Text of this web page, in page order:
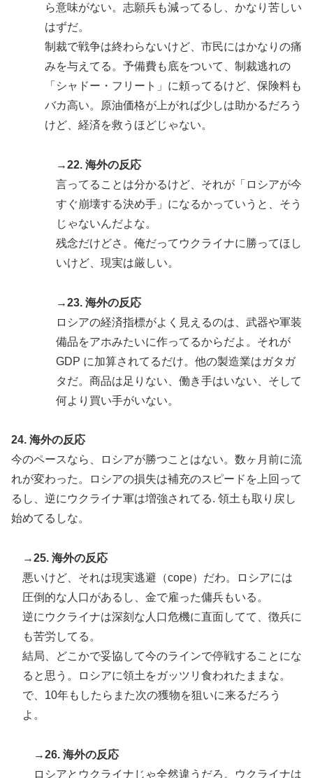
ら意味がない。志願兵も減ってるし、かなり苦しい
はずだ。
制裁で戦争は終わらないけど、市民にはかなりの痛
みを与えてる。予備費も底をついて、制裁逃れの
「シャドー・フリート」に頼ってるけど、保険料も
バカ高い。原油価格が上がれば少しは助かるだろう
けど、経済を救うほどじゃない。
→22. 海外の反応
言ってることは分かるけど、それが「ロシアが今
すぐ崩壊する決め手」になるかっていうと、そう
じゃないんだよな。
残念だけどさ。俺だってウクライナに勝ってほし
いけど、現実は厳しい。
→23. 海外の反応
ロシアの経済指標がよく見えるのは、武器や軍装
備品をアホみたいに作ってるからだよ。それが
GDP に加算されてるだけ。他の製造業はガタガ
タだ。商品は足りない、働き手はいない、そして
何より買い手がいない。
24. 海外の反応
今のペースなら、ロシアが勝つことはない。数ヶ月前に流
れが変わった。ロシアの損失は補充のスピードを上回って
るし、逆にウクライナ軍は増強されてる. 領土も取り戻し
始めてるしな。
→25. 海外の反応
悪いけど、それは現実逃避（cope）だわ。ロシアには
圧倒的な人口があるし、金で雇った傭兵もいる。
逆にウクライナは深刻な人口危機に直面してて、徴兵に
も苦労してる。
結局、どこかで妥協して今のラインで停戦することにな
ると思う。ロシアに領土をガッツリ食われたままな。
で、10年もしたらまた次の獲物を狙いに来るだろう
よ。
→26. 海外の反応
ロシアとウクライナじゃ全然違うだろ。ウクライナは